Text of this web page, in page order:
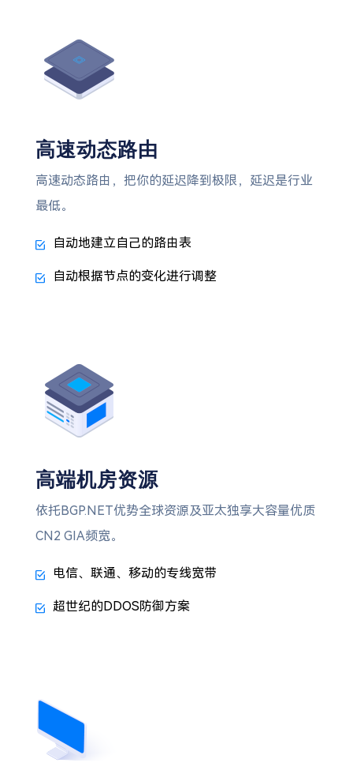
高速动态路由
高速动态路由，把你的延迟降到极限，延迟是行业
最低。
自动地建立自己的路由表
自动根据节点的变化进行调整
高端机房资源
依托BGP.NET优势全球资源及亚太独享大容量优质
CN2 GIA频宽。
电信、联通、移动的专线宽带
超世纪的DDOS防御方案